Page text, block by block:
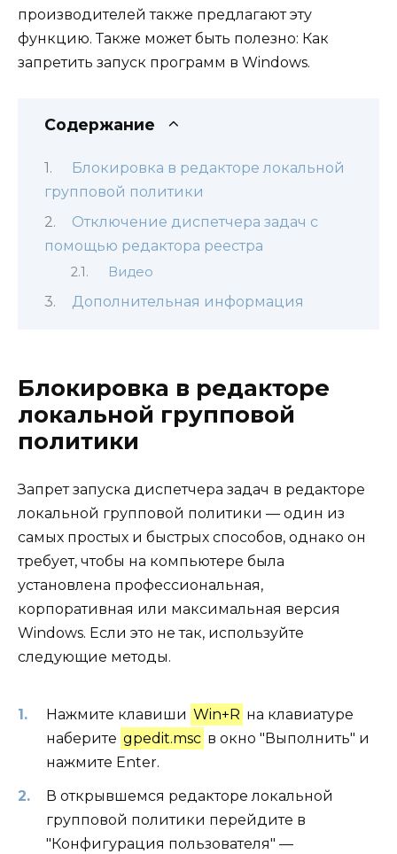
производителей также предлагают эту
функцию. Также может быть полезно: Как
запретить запуск программ в Windows.
Содержание
Блокировка в редакторе локальной
групповой политики
Отключение диспетчера задач с
помощью редактора реестра
Видео
Дополнительная информация
Блокировка в редакторе
локальной групповой
политики
Запрет запуска диспетчера задач в редакторе
локальной групповой политики — один из
самых простых и быстрых способов, однако он
требует, чтобы на компьютере была
установлена профессиональная,
корпоративная или максимальная версия
Windows. Если это не так, используйте
следующие методы.
Нажмите клавиши Win+R на клавиатуре
наберите gpedit.msc в окно "Выполнить" и
нажмите Enter.
В открывшемся редакторе локальной
групповой политики перейдите в
"Конфигурация пользователя" —